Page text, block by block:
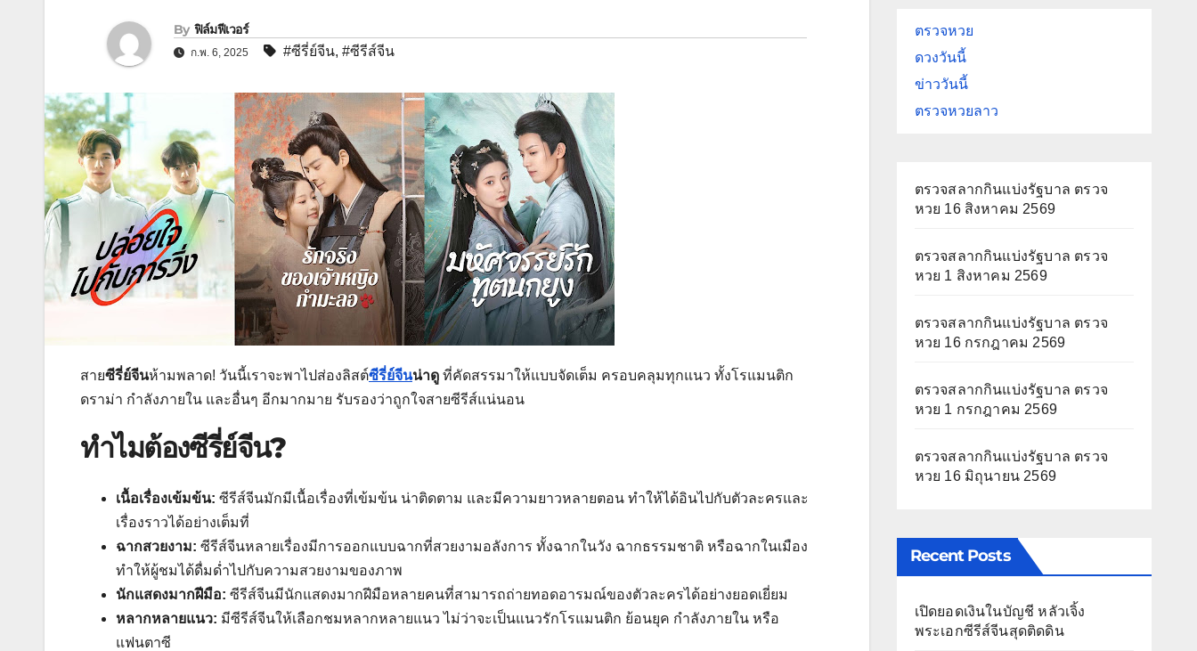
By ฟิล์มฟีเวอร์
ก.พ. 6, 2025 #ซีรี่ย์จีน, #ซีรีส์จีน
สายซีรี่ย์จีนห้ามพลาด! วันนี้เราจะพาไปส่องลิสต์ซีรี่ย์จีนน่าดู ที่คัดสรรมาให้แบบจัดเต็ม ครอบคลุมทุกแนว ทั้งโรแมนติก
ดราม่า กำลังภายใน และอื่นๆ อีกมากมาย รับรองว่าถูกใจสายซีรีส์แน่นอน
ทำไมต้องซีรี่ย์จีน?
เนื้อเรื่องเข้มข้น: ซีรีส์จีนมักมีเนื้อเรื่องที่เข้มข้น น่าติดตาม และมีความยาวหลายตอน ทำให้ได้อินไปกับตัวละครและ
เรื่องราวได้อย่างเต็มที่
ฉากสวยงาม: ซีรีส์จีนหลายเรื่องมีการออกแบบฉากที่สวยงามอลังการ ทั้งฉากในวัง ฉากธรรมชาติ หรือฉากในเมือง
ทำให้ผู้ชมได้ดื่มด่ำไปกับความสวยงามของภาพ
นักแสดงมากฝีมือ: ซีรีส์จีนมีนักแสดงมากฝีมือหลายคนที่สามารถถ่ายทอดอารมณ์ของตัวละครได้อย่างยอดเยี่ยม
หลากหลายแนว: มีซีรีส์จีนให้เลือกชมหลากหลายแนว ไม่ว่าจะเป็นแนวรักโรแมนติก ย้อนยุค กำลังภายใน หรือ
แฟนตาซี
ตรวจหวย
ดวงวันนี้
ข่าววันนี้
ตรวจหวยลาว
ตรวจสลากกินแบ่งรัฐบาล ตรวจ
หวย 16 สิงหาคม 2569
ตรวจสลากกินแบ่งรัฐบาล ตรวจ
หวย 1 สิงหาคม 2569
ตรวจสลากกินแบ่งรัฐบาล ตรวจ
หวย 16 กรกฎาคม 2569
ตรวจสลากกินแบ่งรัฐบาล ตรวจ
หวย 1 กรกฎาคม 2569
ตรวจสลากกินแบ่งรัฐบาล ตรวจ
หวย 16 มิถุนายน 2569
Recent Posts
เปิดยอดเงินในบัญชี หลัวเจิ้ง
พระเอกซีรีส์จีนสุดติดดิน